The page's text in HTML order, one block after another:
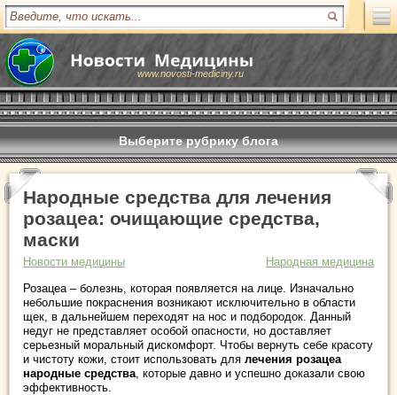
www.novosti-mediciny.ru
Выберите рубрику блога
Народные средства для лечения
розацеа: очищающие средства,
маски
Новости медицины
Народная медицина
Розацеа – болезнь, которая появляется на лице. Изначально
небольшие покраснения возникают исключительно в области
щек, в дальнейшем переходят на нос и подбородок. Данный
недуг не представляет особой опасности, но доставляет
серьезный моральный дискомфорт. Чтобы вернуть себе красоту
и чистоту кожи, стоит использовать для лечения розацеа
народные средства, которые давно и успешно доказали свою
эффективность.